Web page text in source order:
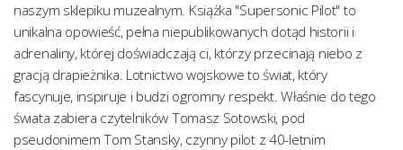
naszym sklepiku muzealnym. Książka "Supersonic Pilot" to
unikalna opowieść, pełna niepublikowanych dotąd historii i
adrenaliny, której doświadczają ci, którzy przecinają niebo z
gracją drapieżnika. Lotnictwo wojskowe to świat, który
fascynuje, inspiruje i budzi ogromny respekt. Właśnie do tego
świata zabiera czytelników Tomasz Sotowski, pod
pseudonimem Tom Stansky, czynny pilot z 40-letnim